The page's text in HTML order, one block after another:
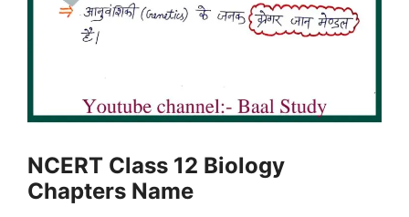
NCERT Class 12 Biology
Chapters Name